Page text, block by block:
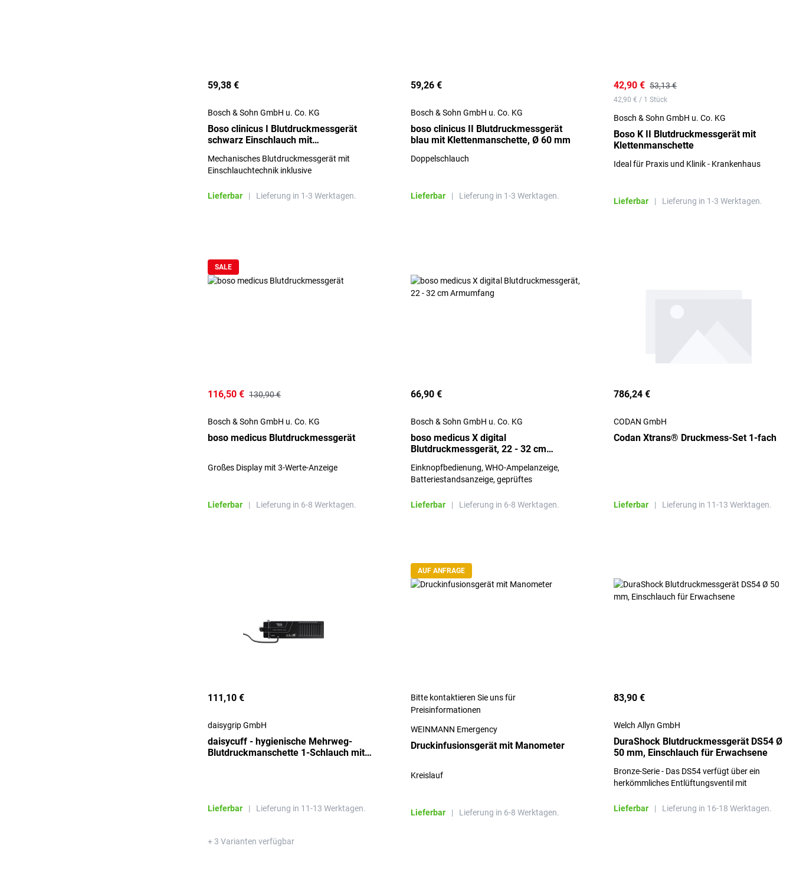
59,38 €
Bosch & Sohn GmbH u. Co. KG
Boso clinicus I Blutdruckmessgerät
schwarz Einschlauch mit
Mechanisches Blutdruckmessgerät mit
Einschlauchtechnik inklusive
(Abbildung Modell: blau)
Lieferbar | Lieferung in 1-3 Werktagen.
59,26 €
Bosch & Sohn GmbH u. Co. KG
boso clinicus II Blutdruckmessgerät
blau mit Klettenmanschette, Ø 60 mm
Doppelschlauch
Lieferbar | Lieferung in 1-3 Werktagen.
42,90 € 53,13 €
42,90 € / 1 Stück
Bosch & Sohn GmbH u. Co. KG
Boso K II Blutdruckmessgerät mit
Klettenmanschette
Ideal für Praxis und Klinik - Krankenhaus
Lieferbar | Lieferung in 1-3 Werktagen.
SALE
116,50 € 130,90 €
Bosch & Sohn GmbH u. Co. KG
boso medicus Blutdruckmessgerät
Großes Display mit 3-Werte-Anzeige
Lieferbar | Lieferung in 6-8 Werktagen.
66,90 €
Bosch & Sohn GmbH u. Co. KG
boso medicus X digital
Blutdruckmessgerät, 22 - 32 cm
Einknopfbedienung, WHO-Ampelanzeige,
Batteriestandsanzeige, geprüftes
Lieferbar
| Lieferung in 6-8 Werktagen.
786,24 €
CODAN GmbH
Codan Xtrans® Druckmess-Set 1-fach
Lieferbar | Lieferung in 11-13 Werktagen.
111,10 €
daisygrip GmbH
daisycuff - hygienische Mehrweg-
Blutdruckmanschette 1-Schlauch mit
Lieferbar | Lieferung in 11-13 Werktagen.
+ 3 Varianten verfügbar
AUF ANFRAGE
Bitte kontaktieren Sie uns für
Preisinformationen
WEINMANN Emergency
Druckinfusionsgerät mit Manometer
Kreislauf
Lieferbar | Lieferung in 6-8 Werktagen.
83,90 €
Welch Allyn GmbH
DuraShock Blutdruckmessgerät DS54 Ø
50 mm, Einschlauch für Erwachsene
Bronze-Serie - Das DS54 verfügt über ein
herkömmliches Entlüftungsventil mit
Lieferbar
| Lieferung in 16-18 Werktagen.